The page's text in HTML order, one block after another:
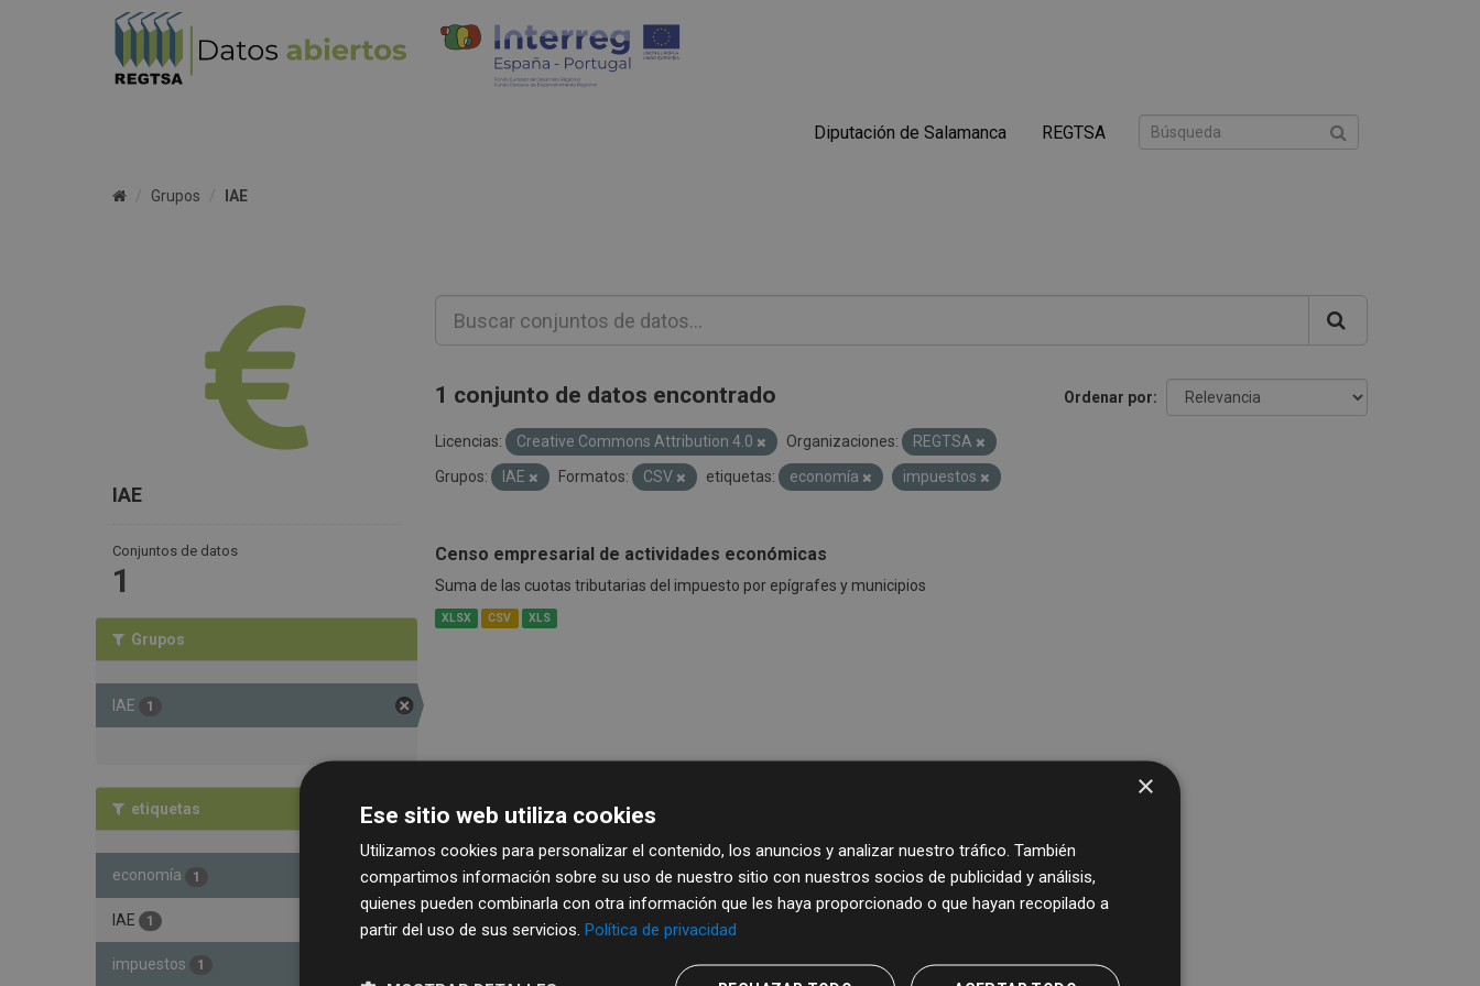
Diputación de Salamanca REGTSA
Grupos IAE
IAE
Conjuntos de datos
1
Grupos
IAE 1
etiquetas
economía 1
IAE 1
impuestos 1
Ordenar por
1 conjunto de datos encontrado
Licencias: Creative Commons Attribution 4.0 Organizaciones:
REGTSA
Grupos:
IAE Formatos: CSV etiquetas: economía impuestos
Censo empresarial de actividades económicas
Suma de las cuotas tributarias del impuesto por epígrafes y municipios
XLSX CSV XLS
×
Ese sitio web utiliza cookies
Utilizamos cookies para personalizar el contenido, los anuncios y analizar nuestro tráfico. También
compartimos información sobre su uso de nuestro sitio con nuestros socios de publicidad y análisis,
quienes pueden combinarla con otra información que les haya proporcionado o que hayan recopilado a
partir del uso de sus servicios. Política de privacidad